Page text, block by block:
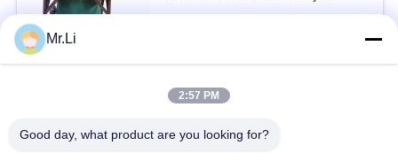
staalconstructie en
Mr.Li
2:57 PM
Good day, what product are you looking for?